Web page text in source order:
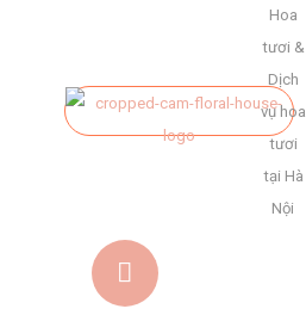
Hoa
tươi &
Dịch
vụ hoa
tươi
tại Hà
Nội